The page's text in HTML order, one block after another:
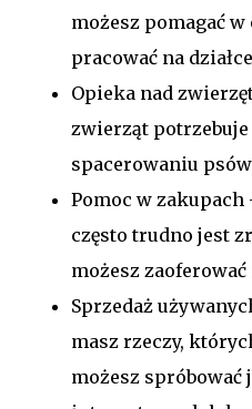
możesz pomagać
pracować na
Opieka nad
zwierząt
spacerowaniu
Pomoc w
często trudno jest
możesz
Sprzedaż
masz rzeczy,
możesz spróbować